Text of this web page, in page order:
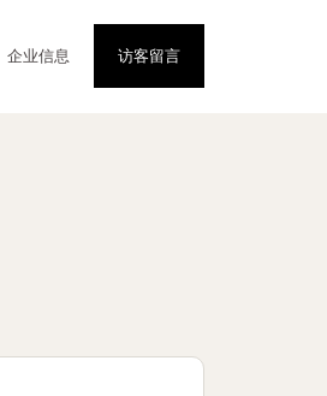
企业信息 访客留言